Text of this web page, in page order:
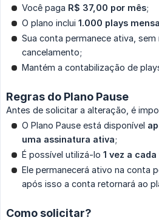
Você paga R$ 37,00 por mês;
O plano inclui 1.000 plays
Sua conta permanece ativa,
cancelamento;
Mantém a contabilização de
Regras do Plano Pause
Antes de solicitar a alteração, é
O Plano Pause está disponível
uma assinatura ativa;
É possível utilizá-lo 1 vez a cada
Ele permanecerá ativo na conta
após isso a conta retornará ao
Como solicitar?